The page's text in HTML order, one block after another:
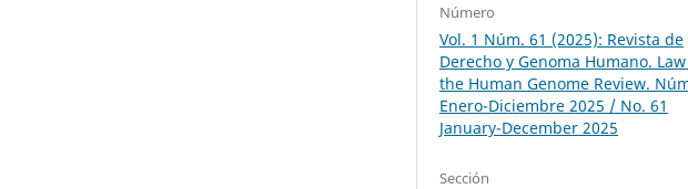
Número
Vol. 1 Núm. 61 (2025): Revista de
Derecho y Genoma Humano.
the Human Genome Review.
Enero-Diciembre 2025 / No. 61
January-December 2025
Sección